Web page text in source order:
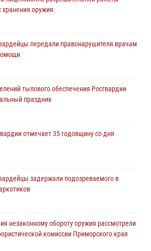
хранения оружия
передали правонарушителя врачам
тылового обеспечения Росгвардии
праздник
отмечает 35 годовщину со дня
задержали подозреваемого в
незаконному обороту оружия рассмотрели
комиссии Приморского края